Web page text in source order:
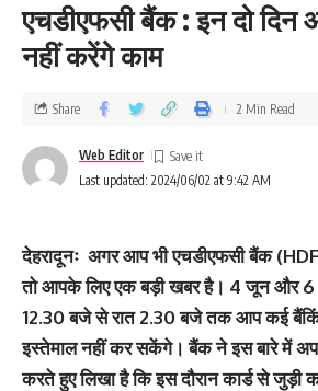
एचडीएफसी बैंक : इन दो
नहीं करेंगे काम
Last updated: 2024/06/02 at 9:42 AM
Web Editor
Share 2 Min Read
देहरादूनः अगर आप भी एचडीएफसी बैंक
तो आपके लिए एक बड़ी खबर है। 4 जून और
12.30 बजे से रात 2.30 बजे तक आप कई
इस्तेमाल नहीं कर सकेंगे। बैंक ने इस बारे में
करते हुए लिखा है कि इस दौरान कार्ड से जुड़ी